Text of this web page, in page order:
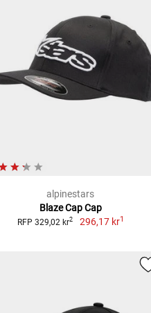
alpinestars
Blaze Cap Cap
RFP 329,02 kr2 296,17 kr1